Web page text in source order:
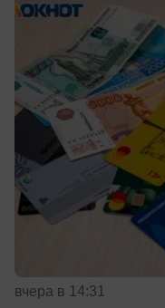
вчера в 14:31